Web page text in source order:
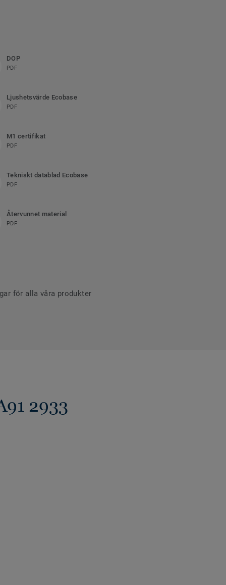
DOP
PDF
Ljushetsvärde Ecobase
PDF
M1 certifikat
PDF
Tekniskt datablad Ecobase
PDF
Återvunnet material
PDF
för alla våra produkter
2933